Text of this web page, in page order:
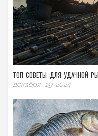
ТОП СОВЕТЫ ДЛЯ УДАЧНОЙ
декабря, 19 2024